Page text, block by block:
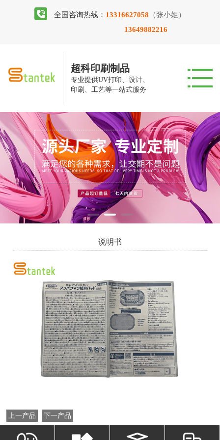
全国咨询热线： 13316627058 （张小姐）
13649882216
超科印刷制品
专业提供UV打印、设计、
印刷、工艺等一站式服务
说明书
上一产品 下一产品